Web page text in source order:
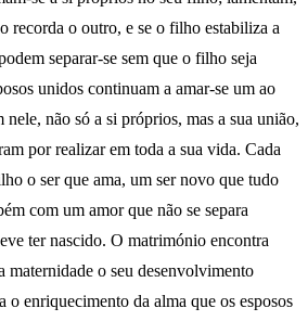
recorda o outro, e se o filho estabiliza a
separar-se sem que o filho seja
unidos continuam a amar-se um ao
não só a si próprios, mas a sua união,
por realizar em toda a sua vida. Cada
o ser que ama, um ser novo que tudo
com um amor que não se separa
ter nascido. O matrimónio encontra
maternidade o seu desenvolvimento
enriquecimento da alma que os esposos